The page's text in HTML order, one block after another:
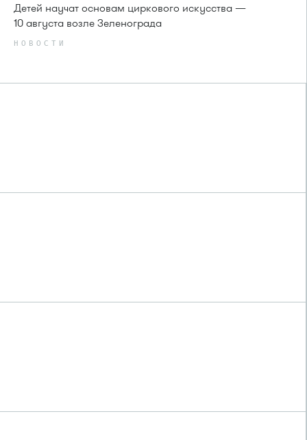
Детей научат основам циркового искусства —
10 августа возле Зеленограда
НОВОСТИ